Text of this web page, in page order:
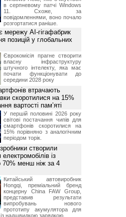
в серпневому патчі Windows
11. Схоже, за
повідомленнями, воно почало
розгортатися раніше.
мережу AI-гігафабрик
позицій у глобальних
Єврокомісія прагне створити
власну інфраструктуру
штучного інтелекту, яка має
почати функціонувати до
середини 2028 року
втрачають
скоротилися на 15%
вартості пам’яті
У першій половині 2026 року
світові постачання чипів для
смартфонів скоротилися на
15% порівняно з аналогічним
періодом торік.
створили
із
70% менш ніж за 4
Китайський автовиробник
Hongqi, преміальний бренд
концерну China FAW Group,
представив результати
випробувань нового
прототипу акумулятора для
із надшвидкою зарядкою.